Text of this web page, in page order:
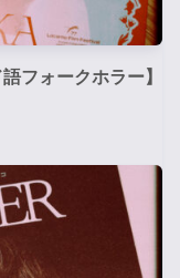
フォークホラー】